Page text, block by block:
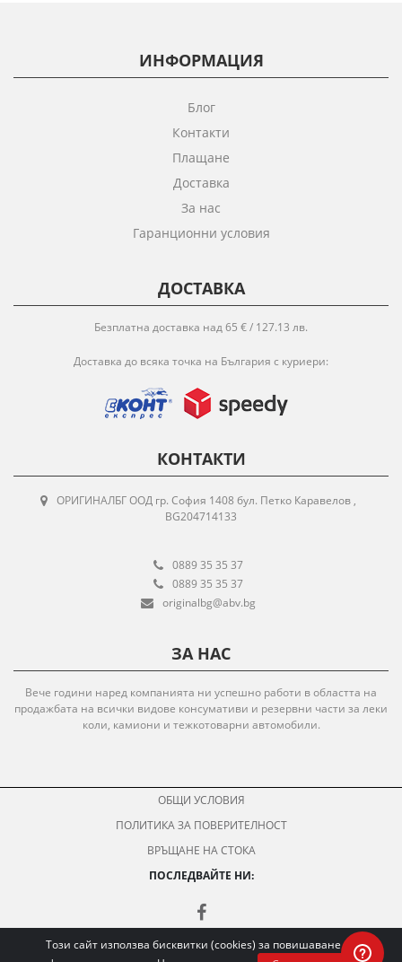
ИНФОРМАЦИЯ
Блог
Контакти
Плащане
Доставка
За нас
Гаранционни условия
ДОСТАВКА
Безплатна доставка над 65 € / 127.13 лв.
Доставка до всяка точка на България с куриери:
КОНТАКТИ
ОРИГИНАЛБГ ООД гр. София 1408 бул. Петко Каравелов ,
BG204714133
0889 35 35 37
0889 35 35 37
originalbg@abv.bg
ЗА НАС
Вече години наред компанията ни успешно работи в областта на
продажбата на всички видове консумативи и резервни части за леки
коли, камиони и тежкотоварни автомобили.
ОБЩИ УСЛОВИЯ
ПОЛИТИКА ЗА ПОВЕРИТЕЛНОСТ
ВРЪЩАНЕ НА СТОКА
ПОСЛЕДВАЙТЕ НИ:
Този сайт използва бисквитки (cookies) за повишаване на